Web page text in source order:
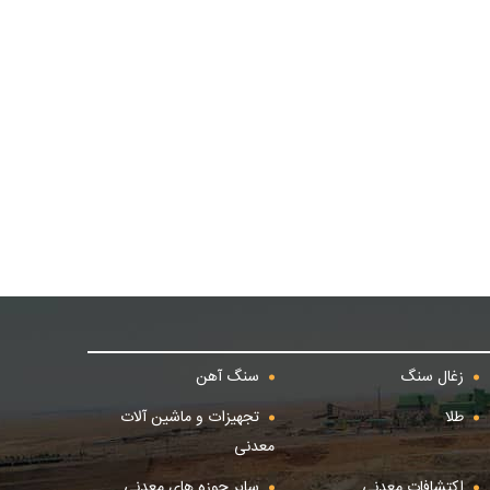
زغال سنگ
سنگ آهن
طلا
تجهیزات و ماشین آلات
معدنی